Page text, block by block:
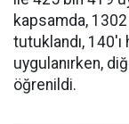
kapsamda,
tutuklandı,
uygulanırken,
öğrenildi.